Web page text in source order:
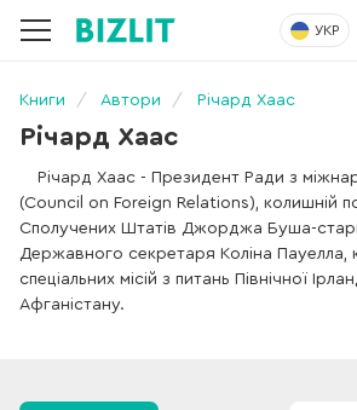
УКР
Книги Автори Річард Хаас
Річард Хаас
Річард Хаас - Президент Ради з
(Council on Foreign Relations), колишній
Сполучених Штатів Джорджа Буша-
Державного секретаря Коліна Пауелла,
спеціальних місій з питань Північної
Афганістану.